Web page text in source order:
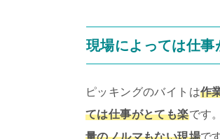
現場によっては仕事
ピッキングのバイトは作
ては仕事がとても楽です
量のノルマもない現場で